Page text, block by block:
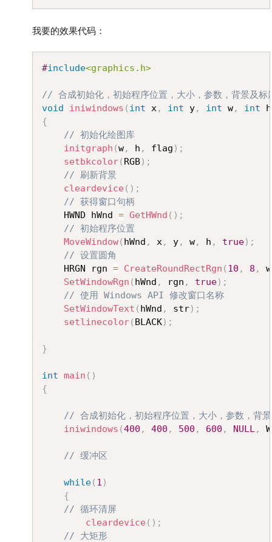
我要的效果代码：
#include<graphics.h>
// 合成初始化，初始程序位置，大小，参数，背景及标
void
iniwindows ( int x, int y, int w, int h
{
// 初始化绘图库
initgraph (w, h , flag ) ;
setbkcolor( RGB) ;
// 刷新背景
cleardevice( ) ;
// 获得窗口句柄
	HWND hWnd
= GetHWnd ( ) ;
// 初始程序位置
MoveWindow( hWnd , x, y, w, h , true) ;
// 设置圆角
	HRGN rgn
= CreateRoundRectRgn ( 10 , 8 ,
SetWindowRgn ( hWnd , rgn , true) ;
// 使用 Windows API 修改窗口名称
SetWindowText ( hWnd , str) ;
setlinecolor( BLACK) ;
}
int main ( )
{
// 合成初始化，初始程序位置，大小，参数，背
iniwindows (400 , 400 , 500 , 600 , NULL,
// 缓冲区
while( 1 )
{
// 循环清屏
cleardevice( ) ;
// 大矩形